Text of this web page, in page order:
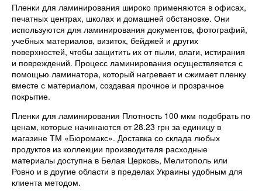
Пленки для ламинирования широко применяются в офисах,
печатных центрах, школах и домашней обстановке. Они
используются для ламинирования документов, фотографий,
учебных материалов, визиток, бейджей и других
поверхностей, чтобы защитить их от пыли, влаги, истирания
и повреждений. Процесс ламинирования осуществляется с
помощью ламинатора, который нагревает и сжимает пленку
вместе с материалом, создавая прочное и прозрачное
покрытие.
Пленки для ламинирования Плотность 100 мкм подобрать по
ценам, которые начинаются от 28.23 грн за единицу в
магазине ТМ «Бюромакс». Доставка со склада любых
продуктов из коллекции производителя расходные
материалы доступна в Белая Церковь, Мелитополь или
Ровно и в другие области в пределах Украины удобным для
клиента методом.